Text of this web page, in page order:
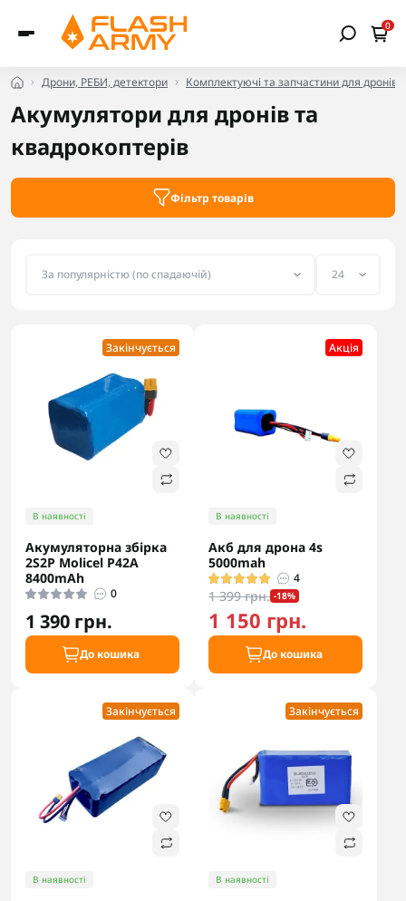
0
Дрони, РЕБИ, детектори Комплектуючі та запчастини для дронів
Акумулятори для дронів та
квадрокоптерів
Фільтр товарів
Закінчується
В наявності
Акумуляторна збірка
2S2P Molicel P42A
8400mAh
0
1 390 грн.
До кошика
Акцiя
В наявності
Акб для дрона 4s
5000mah
4
1 399 грн. -18%
1 150 грн.
До кошика
Закінчується
В наявності
Закінчується
В наявності